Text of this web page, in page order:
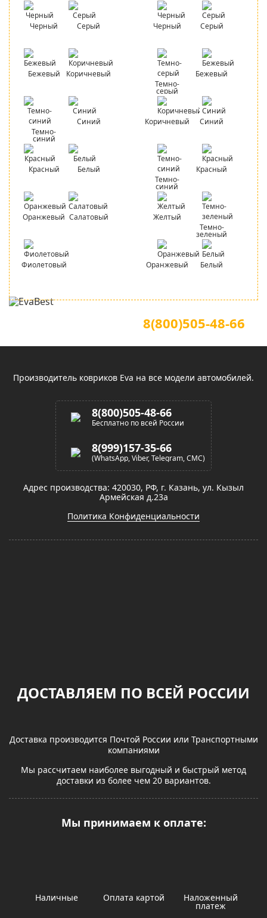
Черный Серый
Бежевый Коричневый
Темно-
синий
Синий
Красный Белый
Оранжевый Салатовый
Фиолетовый
Черный Серый
Темно-
серый
Бежевый
Коричневый Синий
Темно-
синий
Красный
Желтый
Темно-
зеленый
Оранжевый Белый
8(800)505-48-66
Производитель ковриков Eva на все модели автомобилей.
8(800)505-48-66
Бесплатно по всей России
8(999)157-35-66
(WhatsApp, Viber, Telegram, СМС)
Адрес производства: 420030, РФ, г. Казань, ул. Кызыл
Армейская д.23а
Политика Конфиденциальности
ДОСТАВЛЯЕМ ПО ВСЕЙ РОССИИ
Доставка производится Почтой России или Транспортными
компаниями
Мы рассчитаем наиболее выгодный и быстрый метод
доставки из более чем 20 вариантов.
Мы принимаем к оплате:
Наличные Оплата картой Наложенный
платеж